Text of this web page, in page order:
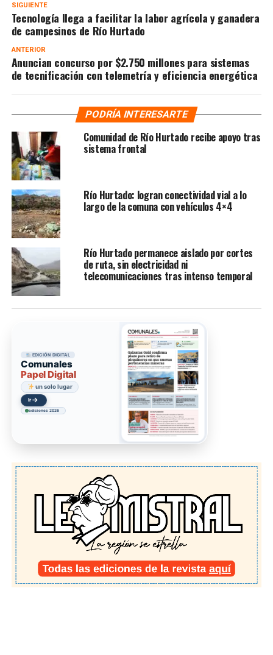
SIGUIENTE
Tecnología llega a facilitar la labor agrícola y ganadera
de campesinos de Río Hurtado
ANTERIOR
Anuncian concurso por $2.750 millones para sistemas
de tecnificación con telemetría y eficiencia energética
PODRÍA INTERESARTE
Comunidad de Río Hurtado recibe apoyo tras
sistema frontal
Río Hurtado: logran conectividad vial a lo
largo de la comuna con vehículos 4×4
Río Hurtado permanece aislado por cortes
de ruta, sin electricidad ni
telecomunicaciones tras intenso temporal
EDICIÓN DIGITAL
Comunales
Papel Digital
un solo lugar
Ir →
ediciones 2026